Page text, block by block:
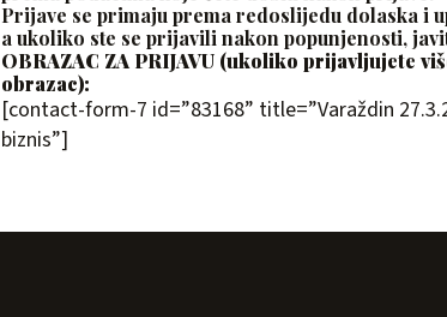
Prijave se primaju prema redoslijedu dolaska i
a ukoliko ste se prijavili nakon popunjenosti,
OBRAZAC ZA PRIJAVU (ukoliko prijavljujete
obrazac):
[contact-form-7 id=”83168” title=”Varaždin
biznis”]